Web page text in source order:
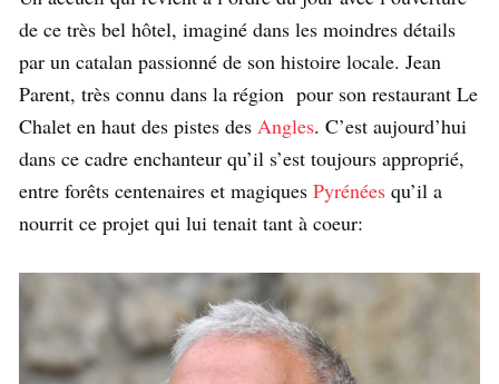
de ce très bel hôtel, imaginé dans les moindres détails
par un catalan passionné de son histoire locale. Jean
Parent, très connu dans la région pour son restaurant Le
Chalet en haut des pistes des Angles. C’est aujourd’hui
dans ce cadre enchanteur qu’il s’est toujours approprié,
entre forêts centenaires et magiques Pyrénées qu’il a
nourrit ce projet qui lui tenait tant à coeur: